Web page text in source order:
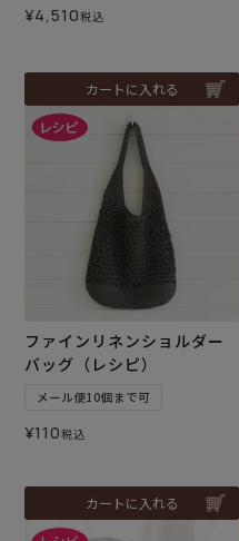
¥4,510税込
カートに入れる
ファインリネンショルダー
バッグ（レシピ）
メール便10個まで可
¥110税込
カートに入れる